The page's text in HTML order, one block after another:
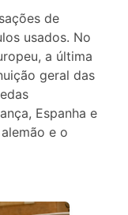
de
usados. No
a última
geral das
Espanha e
e o